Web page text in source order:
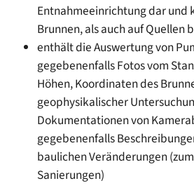
Entnahmeeinrichtung dar und
Brunnen, als auch auf Quellen
enthält die Auswertung von
gegebenenfalls Fotos vom
Höhen, Koordinaten des
geophysikalischer
Dokumentationen von
gegebenenfalls
baulichen Veränderungen
Sanierungen)